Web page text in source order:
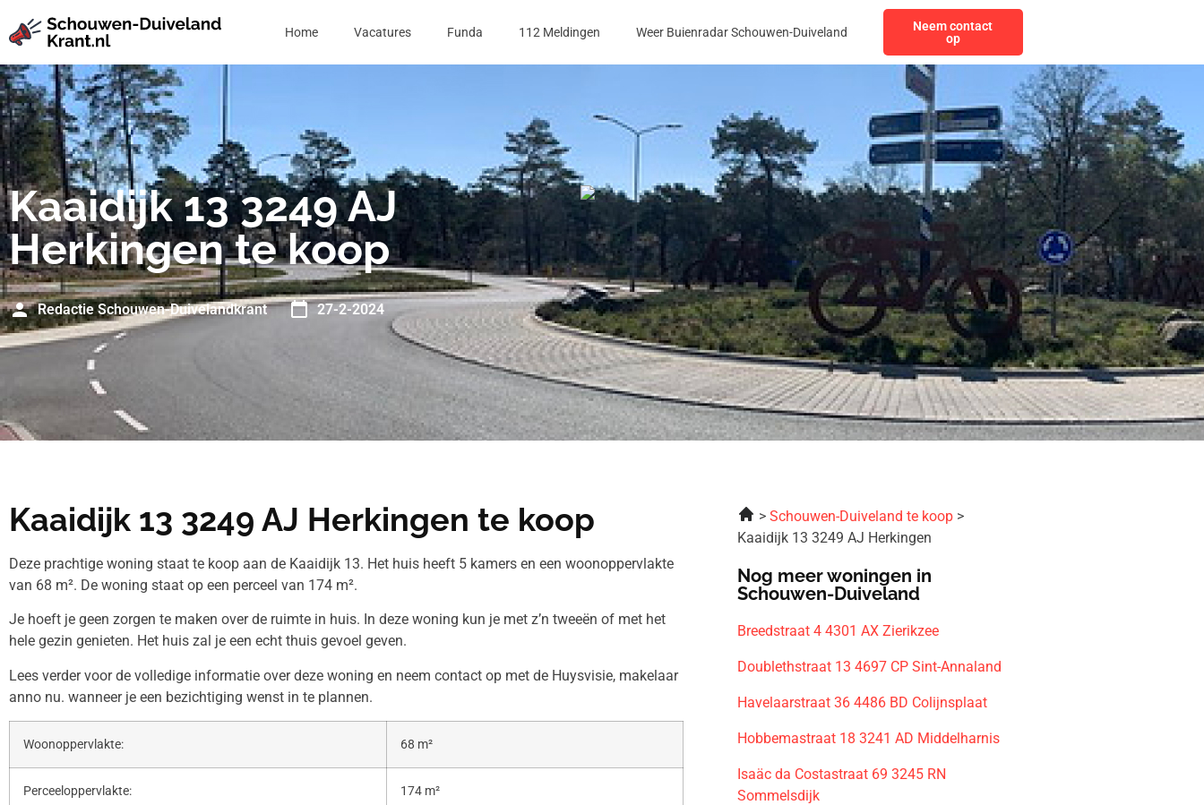
Home Vacatures Funda 112 Meldingen Weer Buienradar Schouwen-Duiveland
Neem contact
op
Kaaidijk 13 3249 AJ
Herkingen te koop
Redactie Schouwen-Duivelandkrant 27-2-2024
Kaaidijk 13 3249 AJ Herkingen te koop
Deze prachtige woning staat te koop aan de Kaaidijk 13. Het huis heeft 5 kamers en een woonoppervlakte
van 68 m². De woning staat op een perceel van 174 m².
Je hoeft je geen zorgen te maken over de ruimte in huis. In deze woning kun je met z’n tweeën of met het
hele gezin genieten. Het huis zal je een echt thuis gevoel geven.
Lees verder voor de volledige informatie over deze woning en neem contact op met de Huysvisie, makelaar
anno nu. wanneer je een bezichtiging wenst in te plannen.
Woonoppervlakte: 68 m²
Perceeloppervlakte: 174 m²
Schouwen-Duiveland te koop
Kaaidijk 13 3249 AJ Herkingen
Nog meer woningen in
Schouwen-Duiveland
Breedstraat 4 4301 AX Zierikzee
Doublethstraat 13 4697 CP Sint-Annaland
Havelaarstraat 36 4486 BD Colijnsplaat
Hobbemastraat 18 3241 AD Middelharnis
Isaäc da Costastraat 69 3245 RN
Sommelsdijk